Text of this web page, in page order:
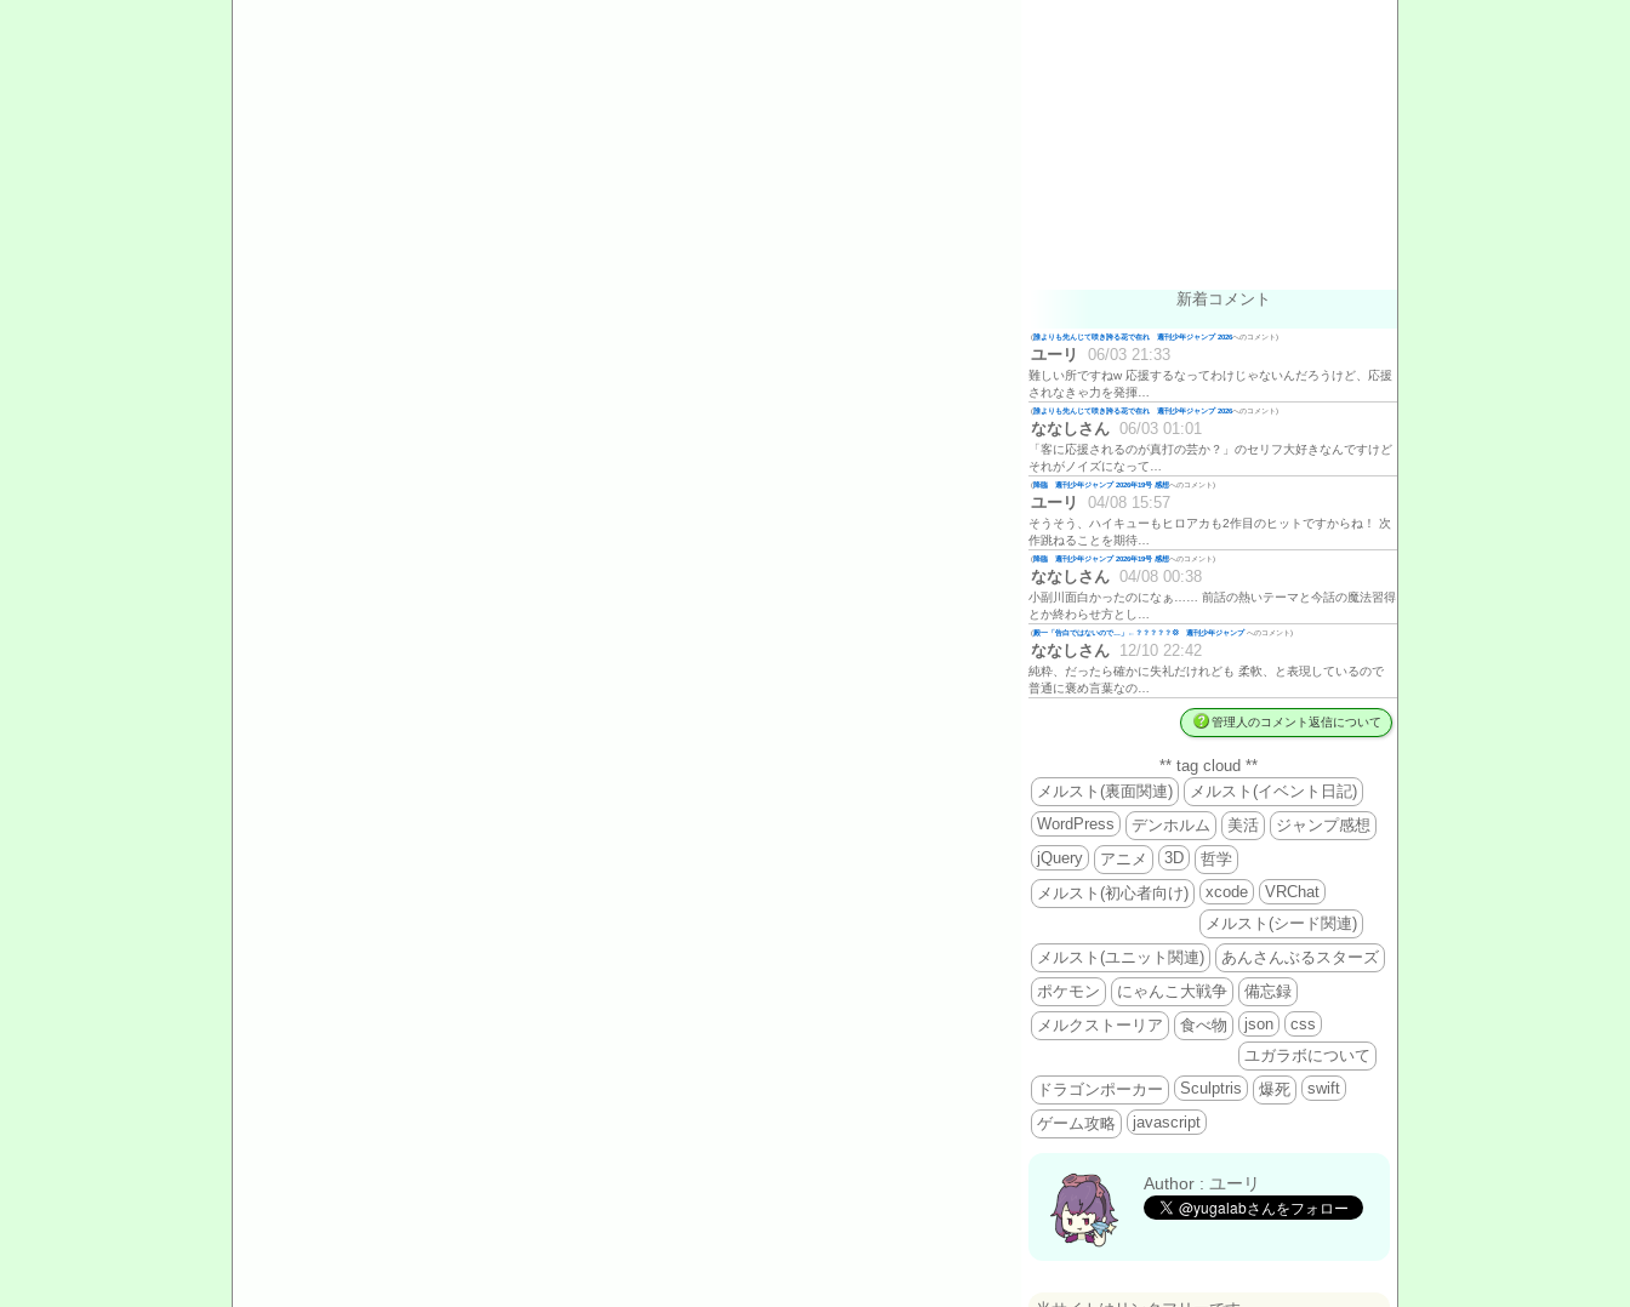
新着コメント
(誰よりも先んじて咲き誇る花で在れ 週刊少年ジャンプ 2026へのコメント)
ユーリ 06/03 21:33
難しい所ですねw 応援するなってわけじゃないんだろうけど、応援
されなきゃ力を発揮…
(誰よりも先んじて咲き誇る花で在れ 週刊少年ジャンプ 2026へのコメント)
ななしさん 06/03 01:01
「客に応援されるのが真打の芸か？」のセリフ大好きなんですけど
それがノイズになって…
(降臨 週刊少年ジャンプ 2026年19号 感想へのコメント)
ユーリ 04/08 15:57
そうそう、ハイキューもヒロアカも2作目のヒットですからね！ 次
作跳ねることを期待…
(降臨 週刊少年ジャンプ 2026年19号 感想へのコメント)
ななしさん 04/08 00:38
小副川面白かったのになぁ…… 前話の熱いテーマと今話の魔法習得
とか終わらせ方とし…
(殿一「告白ではないので…」←？？？？？💢 週刊少年ジャンプへのコメント)
ななしさん 12/10 22:42
純粋、だったら確かに失礼だけれども 柔軟、と表現しているので
普通に褒め言葉なの…
管理人のコメント返信について
** tag cloud **
メルスト(裏面関連)
メルスト(イベント日記)
WordPress
デンホルム 美活
ジャンプ感想
jQuery
アニメ 3D
哲学
メルスト(初心者向け)
xcode
VRChat
メルスト(シード関連)
メルスト(ユニット関連)
あんさんぶるスターズ
ポケモン
にゃんこ大戦争
備忘録
メルクストーリア
食べ物 json
css
ユガラボについて
ドラゴンポーカー
Sculptris 爆死
swift
ゲーム攻略
javascript
Author : ユーリ